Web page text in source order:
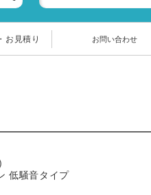
お見積り お問い合わせ
低騒音タイプ